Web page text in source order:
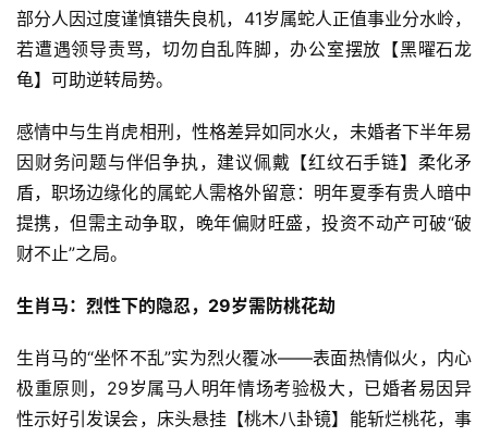
部分人因过度谨慎错失良机，41岁属蛇人正值事业分水岭，
若遭遇领导责骂，切勿自乱阵脚，办公室摆放【黑曜石龙
龟】可助逆转局势。
感情中与生肖虎相刑，性格差异如同水火，未婚者下半年易
因财务问题与伴侣争执，建议佩戴【红纹石手链】柔化矛
盾，职场边缘化的属蛇人需格外留意：明年夏季有贵人暗中
提携，但需主动争取，晚年偏财旺盛，投资不动产可破“破
财不止”之局。
生肖马：烈性下的隐忍，29岁需防桃花劫
生肖马的“坐怀不乱”实为烈火覆冰——表面热情似火，内心
极重原则，29岁属马人明年情场考验极大，已婚者易因异
性示好引发误会，床头悬挂【桃木八卦镜】能斩烂桃花，事